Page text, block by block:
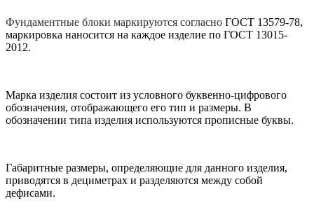
Фундаментные блоки маркируются согласно ГОСТ 13579-78,
маркировка наносится на каждое изделие по ГОСТ 13015-
2012.
Марка изделия состоит из условного буквенно-цифрового
обозначения, отображающего его тип и размеры. В
обозначении типа изделия используются прописные буквы.
Габаритные размеры, определяющие для данного изделия,
приводятся в дециметрах и разделяются между собой
дефисами.